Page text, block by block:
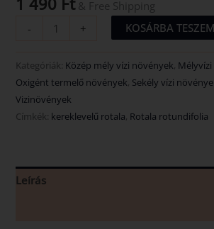
& Free Shipping
-
+ KOSÁRBA TESZEM
Kategóriák: Közép mély vízi növények,
Oxigént termelő növények, Sekély vízi
Vizinövények
Címkék: kereklevelű rotala, Rotala rotundifolia
Leírás